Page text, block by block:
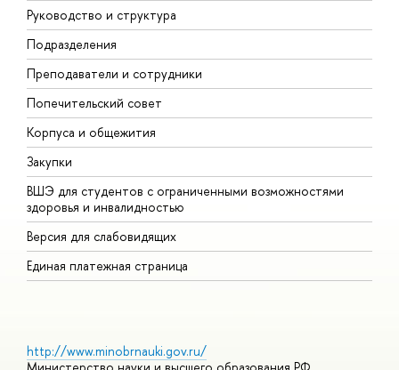
Руководство и структура
Подразделения
Преподаватели и сотрудники
Попечительский совет
Корпуса и общежития
Закупки
ВШЭ для студентов с ограниченными возможностями
здоровья и инвалидностью
Версия для слабовидящих
Единая платежная страница
http://www.minobrnauki.gov.ru/
Министерство науки и высшего образования РФ